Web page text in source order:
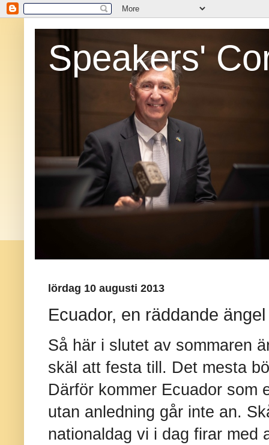
Speakers'
lördag 10 augusti 2013
Ecuador, en räddande ängel
Så här i slutet av sommaren
skäl att festa till. Det mesta
Därför kommer Ecuador som
utan anledning går inte an.
nationaldag vi i dag firar med